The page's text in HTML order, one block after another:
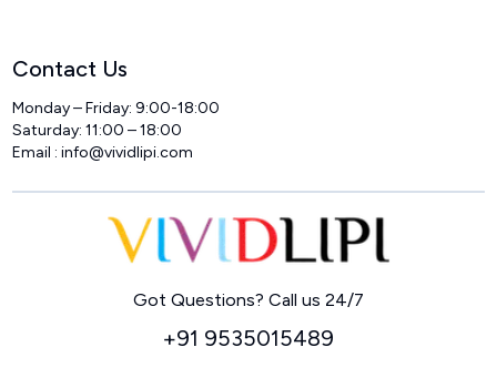
Contact Us
Monday – Friday: 9:00-18:00
Saturday: 11:00 – 18:00
Email :info@vividlipi.com
Got Questions? Call us 24/7
+91 9535015489